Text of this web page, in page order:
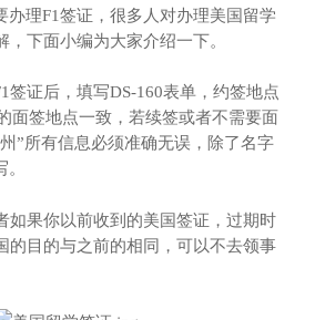
办理F1签证，很多人对办理美国留学
，下面小编为大家介绍一下。
签证后，填写DS-160表单，约签地点
面签地点一致，若续签或者不需要面
”所有信息必须准确无误，除了名字
如果你以前收到的美国签证，过期时
的目的与之前的相同，可以不去领事